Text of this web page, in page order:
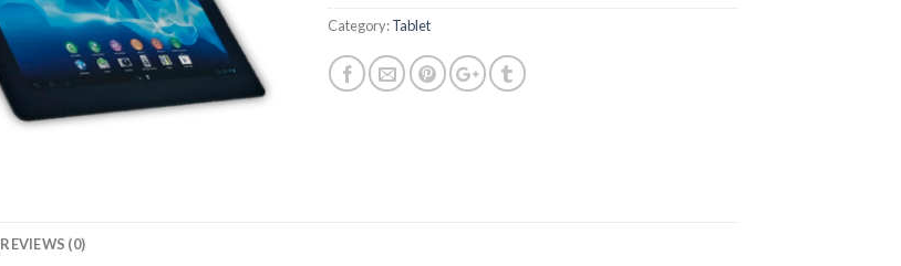
Category:Tablet
REVIEWS (0)